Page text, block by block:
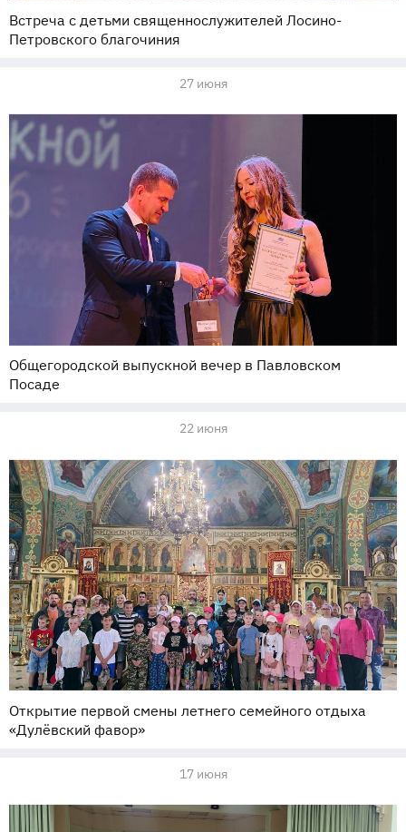
Встреча с детьми священнослужителей Лосино-
Петровского благочиния
27 июня
Общегородской выпускной вечер в Павловском
Посаде
22 июня
Открытие первой смены летнего семейного отдыха
«Дулёвский фавор»
17 июня